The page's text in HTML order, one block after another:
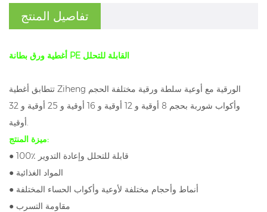
تفاصيل المنتج
أغطية ورق بطانة PE القابلة للتحلل
تتطابق أغطية Ziheng الورقية مع أوعية سلطة ورقية مختلفة الحجم
وأكواب شوربة بحجم 8 أوقية و 12 أوقية و 16 أوقية و 25 أوقية و 32
أوقية.
ميزة المنتج:
● 100٪ قابلة للتحلل وإعادة التدوير
● المواد الغذائية
● أنماط وأحجام مختلفة لأوعية وأكواب الحساء المختلفة
● مقاومة التسرب